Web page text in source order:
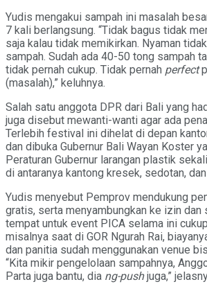
Yudis mengakui sampah ini masalah
7 kali berlangsung. “Tidak bagus tidak
saja kalau tidak memikirkan. Nyaman
sampah. Sudah ada 40-50 tong sampah
tidak pernah cukup. Tidak pernah perfect
(masalah),” keluhnya.
Salah satu anggota DPR dari Bali yang
juga disebut mewanti-wanti agar ada
Terlebih festival ini dihelat di depan
dan dibuka Gubernur Bali Wayan Koster
Peraturan Gubernur larangan plastik
di antaranya kantong kresek, sedotan,
Yudis menyebut Pemprov mendukung
gratis, serta menyambungkan ke izin dan
tempat untuk event PICA selama ini
misalnya saat di GOR Ngurah Rai,
dan panitia sudah menggunakan venue
“Kita mikir pengelolaan sampahnya,
Parta juga bantu, dia ng-pushjuga,”